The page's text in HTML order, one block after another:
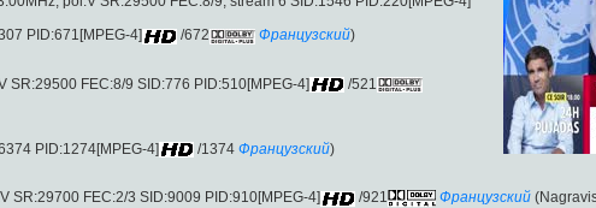
PID:671[MPEG-4] /672 Французский)
SR:29500 FEC:8/9 SID:776 PID:510[MPEG-4]
/521
PID:1274[MPEG-4] /1374 Французский)
SR:29700 FEC:2/3 SID:9009 PID:910[MPEG-4] /921 Французский